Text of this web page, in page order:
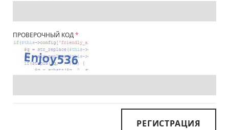
ПРОВЕРОЧНЫЙ КОД
РЕГИСТРАЦИЯ